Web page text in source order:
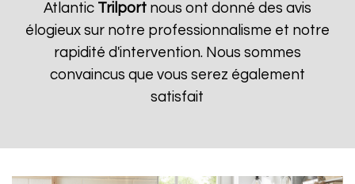
Atlantic Trilportnous ont donné des avis
élogieux sur notre professionnalisme et notre
rapidité d'intervention. Nous sommes
convaincus que vous serez également
satisfait